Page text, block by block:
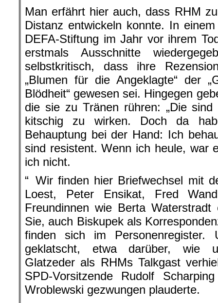
Man erfährt hier auch, dass RHM
Distanz entwickeln konnte. In
DEFA-Stiftung im Jahr vor ihrem
erstmals Ausschnitte
selbstkritisch, dass ihre
„Blumen für die Angeklagte“ der
Blödheit“ gewesen sei. Hingegen
die sie zu Tränen rühren: „Die
kitschig zu wirken. Doch da
Behauptung bei der Hand: Ich
sind resistent. Wenn ich heule, war
ich nicht.
“ Wir finden hier Briefwechsel mit
Loest, Peter Ensikat, Fred
Freundinnen wie Berta
Sie, auch Biskupek als
finden sich im Personenregister.
geklatscht, etwa darüber, wie
Glatzeder als RHMs Talkgast
SPD-Vorsitzende Rudolf
Wroblewski gezwungen plauderte.